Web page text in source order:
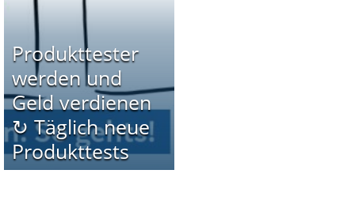
Produkttester
werden und
Geld verdienen
↻ Täglich neue
Produkttests